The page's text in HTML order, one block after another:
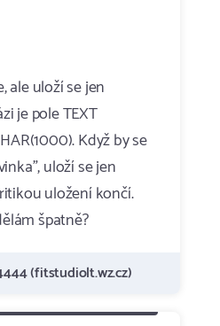
ale uloží se jen
je pole TEXT
Když by se
uloží se jen
uložení končí.
špatně?
(fitstudiolt.wz.cz)